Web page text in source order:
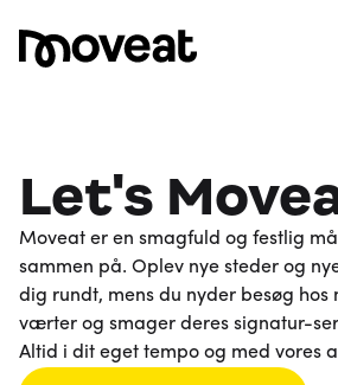
Let's
Moveat er en smagfuld og festlig
sammen på. Oplev nye steder og
dig rundt, mens du nyder besøg hos
værter og smager deres signatur-
Altid i dit eget tempo og med vores